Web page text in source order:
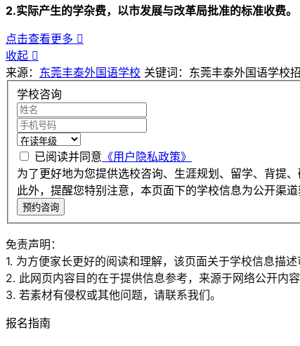
2.实际产生的学杂费，以市发展与改革局批准的标准收费。
点击查看更多 
收起 
来源： 东莞丰泰外国语学校 关键词：东莞丰泰外国语学校
学校咨询
已阅读并同意 《用户隐私政策》
为了更好地为您提供选校咨询、生涯规划、留学、背提
此外，提醒您特别注意，本页面下的学校信息为公开渠
预约咨询
免责声明：
1. 为方便家长更好的阅读和理解，该页面关于学校信息描
2. 此网页内容目的在于提供信息参考，来源于网络公开内
3. 若素材有侵权或其他问题，请联系我们。
报名指南